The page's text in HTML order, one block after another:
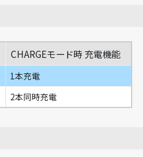
CHARGEモード時 充電機能
1本充電
2本同時充電